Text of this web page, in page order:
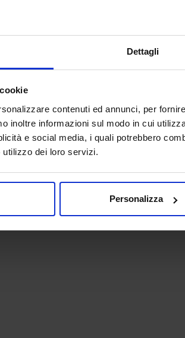
Dettagli
contenuti ed annunci, per
inoltre informazioni sul modo in cui
e social media, i quali potrebbero
dei loro servizi.
Personalizza
P.IVA 06382730155 - C.F. 02213830371